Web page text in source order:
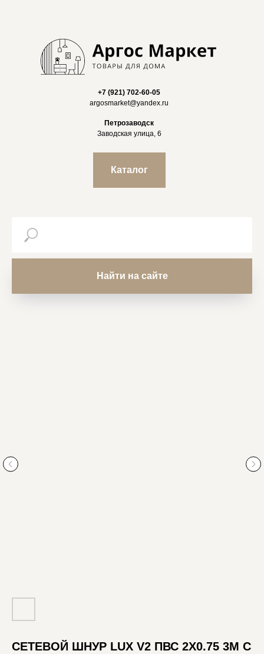
+7 (921) 702-60-05
argosmarket@yandex.ru
Петрозаводск
Заводская улица, 6
Каталог
Найти на сайте
СЕТЕВОЙ ШНУР LUX V2 ПВС 2X0.75 3М С